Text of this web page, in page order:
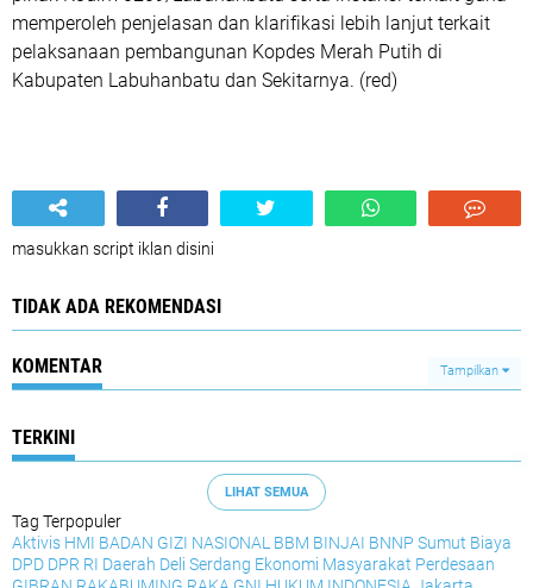
memperoleh penjelasan dan klarifikasi lebih lanjut terkait
pelaksanaan pembangunan Kopdes Merah Putih di
Kabupaten Labuhanbatu dan Sekitarnya. (red)
masukkan script iklan disini
TIDAK ADA REKOMENDASI
KOMENTAR Tampilkan
TERKINI
LIHAT SEMUA
Tag Terpopuler
Aktivis HMI BADAN GIZI NASIONAL BBM BINJAI BNNP Sumut Biaya
DPD DPR RI Daerah Deli Serdang Ekonomi Masyarakat Perdesaan